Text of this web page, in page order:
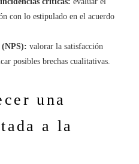
con lo estipulado en el acuerdo
(NPS): valorar la satisfacción
posibles brechas cualitativas.
una
a la